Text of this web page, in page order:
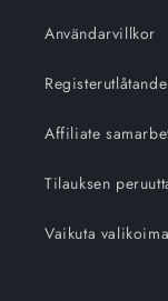
Användarvillkor
Registerutlåtande
Affiliate
Tilauksen
Vaikuta